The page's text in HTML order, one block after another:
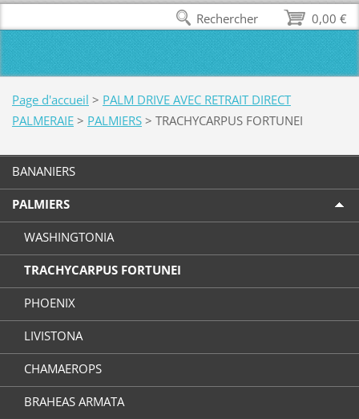
Page d'accueil > PALM DRIVE AVEC RETRAIT DIRECT
PALMERAIE > PALMIERS > TRACHYCARPUS FORTUNEI
BANANIERS
PALMIERS
WASHINGTONIA
TRACHYCARPUS FORTUNEI
PHOENIX
LIVISTONA
CHAMAEROPS
BRAHEAS ARMATA
0,00 €
Rechercher